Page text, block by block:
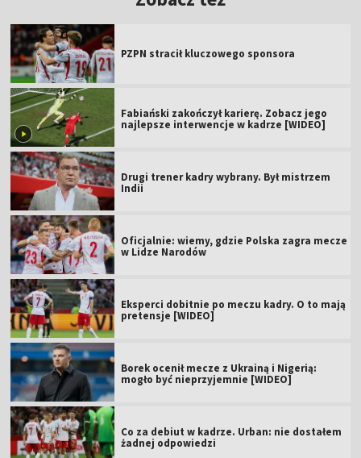
PZPN stracił kluczowego sponsora
Fabiański zakończył karierę. Zobacz jego
najlepsze interwencje w kadrze [WIDEO]
Drugi trener kadry wybrany. Był mistrzem
Indii
Oficjalnie: wiemy, gdzie Polska zagra mecze
w Lidze Narodów
Eksperci dobitnie po meczu kadry. O to mają
pretensje [WIDEO]
Borek ocenił mecze z Ukrainą i Nigerią:
mogło być nieprzyjemnie [WIDEO]
Co za debiut w kadrze. Urban: nie dostałem
żadnej odpowiedzi